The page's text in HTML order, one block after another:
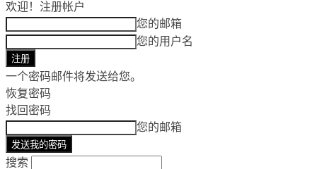
欢迎！ 注册帐户
您的邮箱
您的用户名
一个密码邮件将发送给您。
恢复密码
找回密码
您的邮箱
搜索